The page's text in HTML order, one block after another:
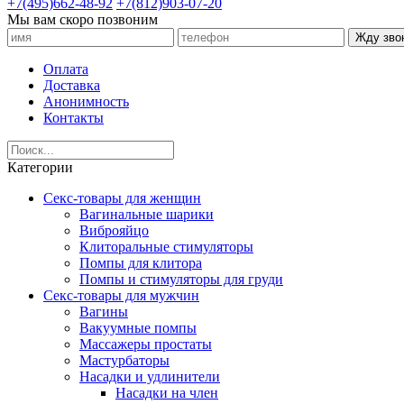
+7(495)662-48-92 +7(812)903-07-20
Мы вам скоро позвоним
Жду
Оплата
Доставка
Анонимность
Контакты
Категории
Секс-товары для женщин
Вагинальные шарики
Виброяйцо
Клиторальные стимуляторы
Помпы для клитора
Помпы и стимуляторы для груди
Секс-товары для мужчин
Вагины
Вакуумные помпы
Массажеры простаты
Мастурбаторы
Насадки и удлинители
Насадки на член